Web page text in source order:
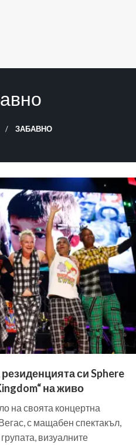
ЗАБАВНО
си Sphere
на живо
на своята концертна
с мащабен спектакъл,
визуалните